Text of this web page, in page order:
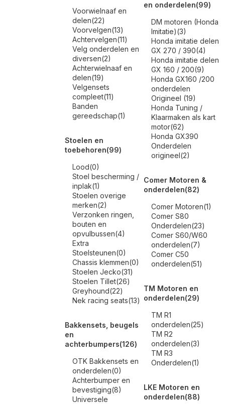
Voorwielnaaf en
delen(22)
Voorvelgen(13)
Achtervelgen(11)
Velg onderdelen en
diversen(2)
Achterwielnaaf en
delen(19)
Velgensets
compleet(11)
Banden
gereedschap(1)
Stoelen en
toebehoren(99)
Lood(0)
Stoel bescherming /
inplak(1)
Stoelen overige
merken(2)
Verzonken ringen,
bouten en
opvulbussen(4)
Extra
Stoelsteunen(0)
Chassis klemmen(0)
Stoelen Jecko(31)
Stoelen Tillet(26)
Greyhound(22)
Nek racing seats(13)
Bakkensets, beugels
en
achterbumpers(126)
OTK Bakkensets en
onderdelen(0)
Achterbumper en
bevestiging(8)
Universele
en onderdelen(99)
DM motoren (Honda
Imitatie)(3)
Honda imitatie delen
GX 270 / 390(4)
Honda imitatie delen
GX 160 / 200(9)
Honda GX160 /200
onderdelen
Origineel (19)
Honda Tuning /
Klaarmaken als kart
motor(62)
Honda GX390
Onderdelen
origineel(2)
Comer Motoren &
onderdelen(82)
Comer Motoren(1)
Comer S80
Onderdelen(23)
Comer S60/W60
onderdelen(7)
Comer C50
onderdelen(51)
TM Motoren en
onderdelen(29)
TM R1
onderdelen(25)
TM R2
onderdelen(3)
TM R3
Onderdelen(1)
LKE Motoren en
onderdelen(88)